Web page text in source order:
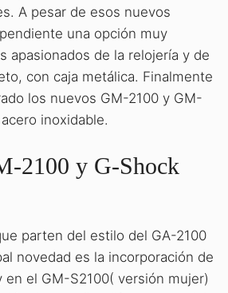
A pesar de esos nuevos
una opción muy
apasionados de la relojería y de
con caja metálica. Finalmente
los nuevos GM-2100 y GM-
inoxidable.
2100 y G-Shock
parten del estilo del GA-2100
novedad es la incorporación de
en el GM-S2100( versión mujer)